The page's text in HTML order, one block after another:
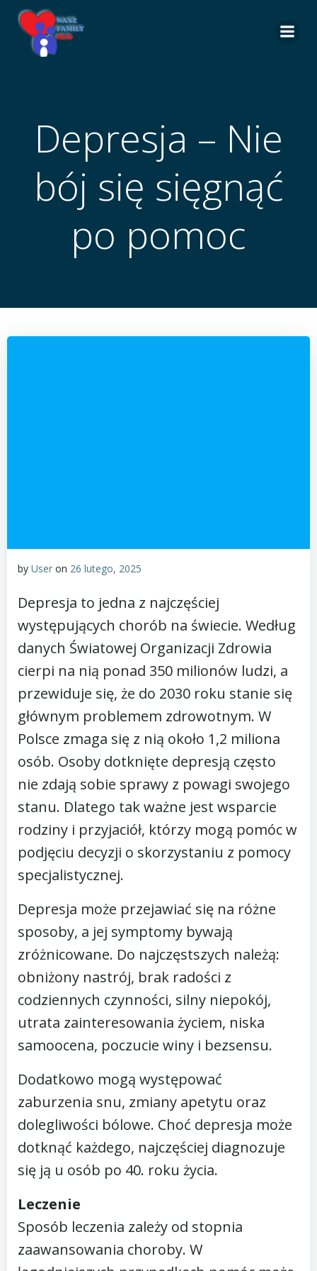
Depresja – Nie
bój się sięgnąć
po pomoc
by User on 26 lutego, 2025
Depresja to jedna z najczęściej
występujących chorób na świecie. Według
danych Światowej Organizacji Zdrowia
cierpi na nią ponad 350 milionów ludzi, a
przewiduje się, że do 2030 roku stanie się
głównym problemem zdrowotnym. W
Polsce zmaga się z nią około 1,2 miliona
osób. Osoby dotknięte depresją często
nie zdają sobie sprawy z powagi swojego
stanu. Dlatego tak ważne jest wsparcie
rodziny i przyjaciół, którzy mogą pomóc w
podjęciu decyzji o skorzystaniu z pomocy
specjalistycznej.
Depresja może przejawiać się na różne
sposoby, a jej symptomy bywają
zróżnicowane. Do najczęstszych należą:
obniżony nastrój, brak radości z
codziennych czynności, silny niepokój,
utrata zainteresowania życiem, niska
samoocena, poczucie winy i bezsensu.
Dodatkowo mogą występować
zaburzenia snu, zmiany apetytu oraz
dolegliwości bólowe. Choć depresja może
dotknąć każdego, najczęściej diagnozuje
się ją u osób po 40. roku życia.
Leczenie
Sposób leczenia zależy od stopnia
zaawansowania choroby. W